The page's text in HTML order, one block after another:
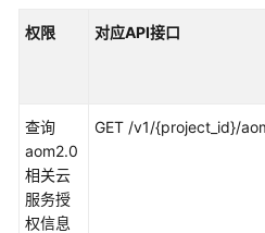
费
快
速
入
门
权限 对应API接口
查询
aom2.0
相关云
服务授
权信息
GET /v1/{project_id}/